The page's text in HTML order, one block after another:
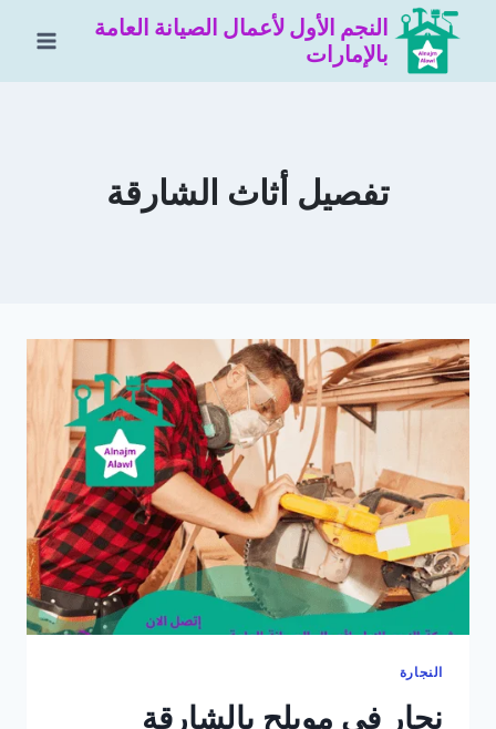
التجاوز
المحتوى
النجم الأول لأعمال الصيانة العامة
بالإمارات
تفصيل أثاث الشارقة
النجارة
نجار في مويلح بالشارقة